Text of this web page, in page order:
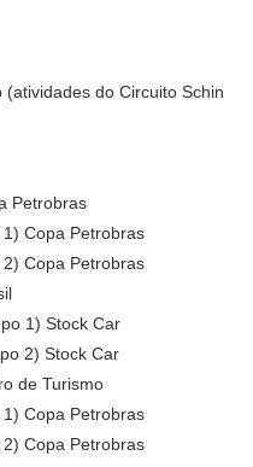
do Circuito Schin
Petrobras
Copa Petrobras
Copa Petrobras
1) Stock Car
2) Stock Car
de Turismo
Copa Petrobras
Copa Petrobras